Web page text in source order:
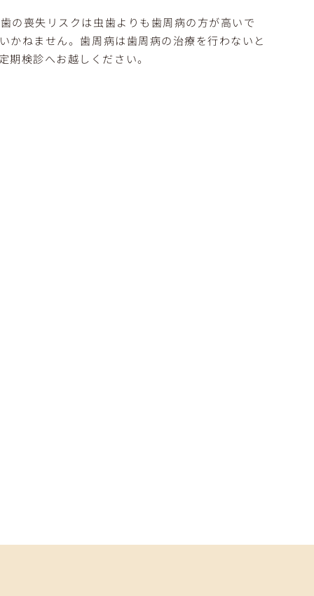
歯の喪失リスクは虫歯よりも歯周病の方が高いで
かねません。 歯周病は歯周病の治療を行わないと
期検診へお越しください。